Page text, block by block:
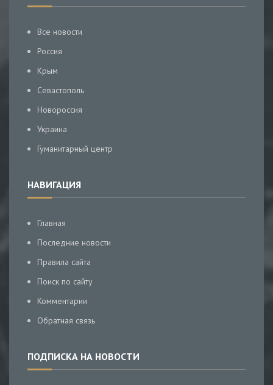
Все новости
Россия
Крым
Севастополь
Новороссия
Украина
Гуманитарный центр
НАВИГАЦИЯ
Главная
Последние новости
Правила сайта
Поиск по сайту
Комментарии
Обратная связь
ПОДПИСКА НА НОВОСТИ